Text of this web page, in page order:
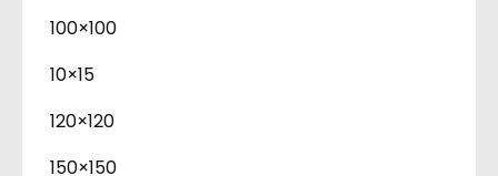
100×100
10×15
120×120
150×150